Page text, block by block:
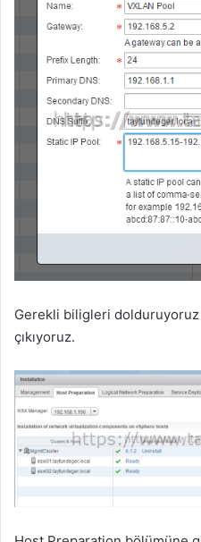
Gerekli biligleri
çıkıyoruz.